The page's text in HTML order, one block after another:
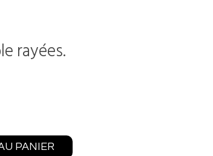
rayées.
PANIER